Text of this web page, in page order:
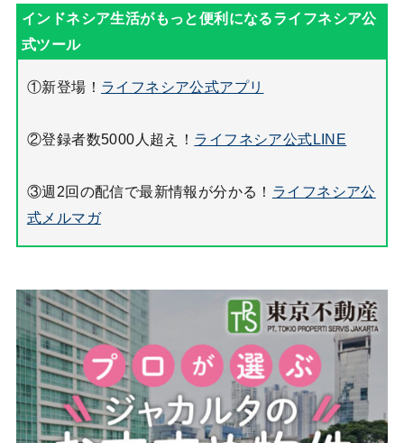
①新登場！ ライフネシア公式アプリ
②登録者数5000人超え！ ライフネシア公式LINE
③週2回の配信で最新情報が分かる！ ライフネシア公
式メルマガ